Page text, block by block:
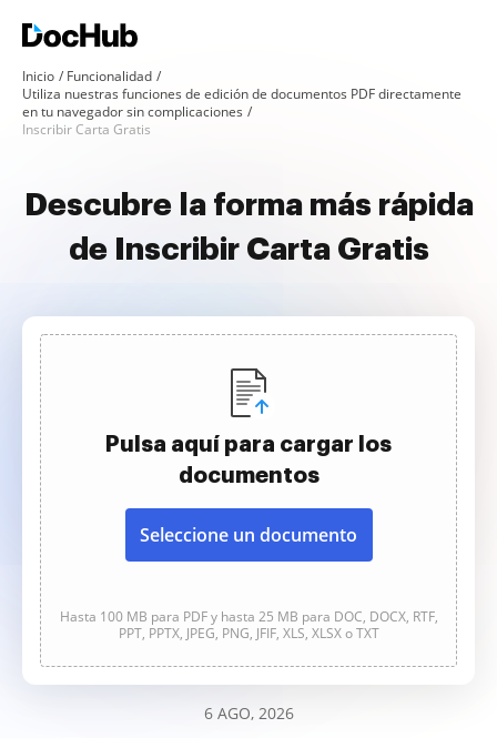
Inicio
Funcionalidad
Utiliza nuestras funciones de edición de documentos PDF directamente
en tu navegador sin complicaciones
Inscribir Carta Gratis
Descubre la forma más rápida
de Inscribir Carta Gratis
Pulsa aquí para cargar los
documentos
Seleccione un documento
Hasta 100 MB para PDF y hasta 25 MB para DOC, DOCX, RTF,
PPT, PPTX, JPEG, PNG, JFIF, XLS, XLSX o TXT
6 AGO, 2026